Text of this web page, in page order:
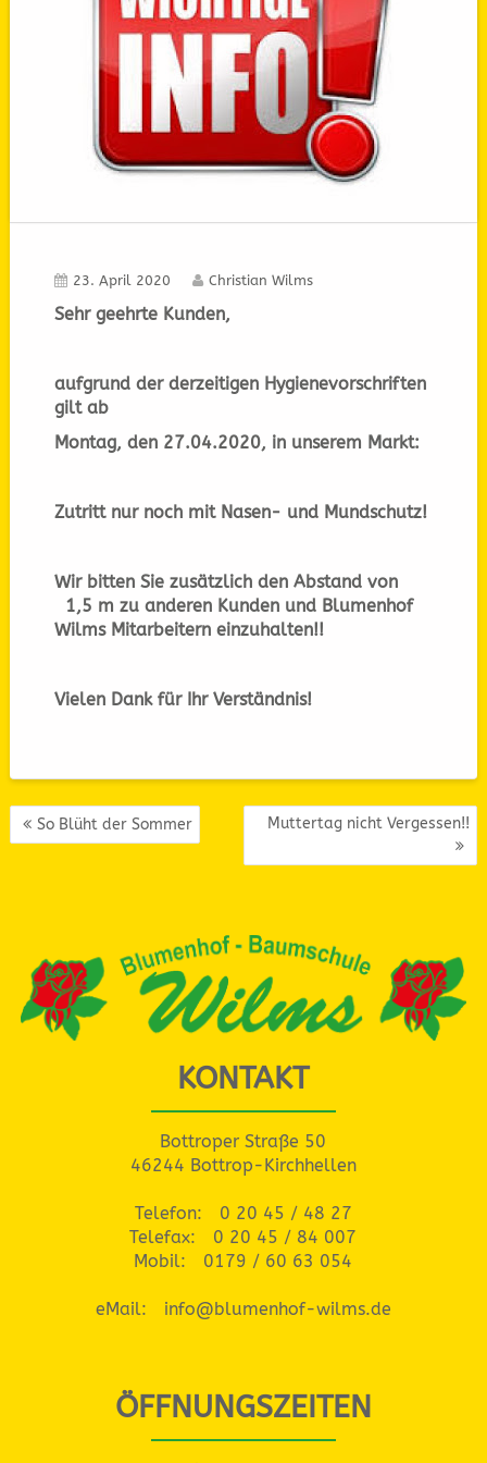
23. April 2020 Christian Wilms
Sehr geehrte Kunden,
aufgrund der derzeitigen Hygienevorschriften
gilt ab
Montag, den 27.04.2020, in unserem Markt:
Zutritt nur noch mit Nasen- und Mundschutz!
Wir bitten Sie zusätzlich den Abstand von
1,5 m zu anderen Kunden und Blumenhof
Wilms Mitarbeitern einzuhalten!!
Vielen Dank für Ihr Verständnis!
BEITRAGSNAVIGATION
So Blüht der Sommer Muttertag nicht Vergessen!!
KONTAKT
Bottroper Straße 50
46244 Bottrop-Kirchhellen
Telefon:
0 20 45 / 48 27
Telefax:
0 20 45 / 84 007
Mobil:
0179 / 60 63 054
eMail: info@blumenhof-wilms.de
ÖFFNUNGSZEITEN